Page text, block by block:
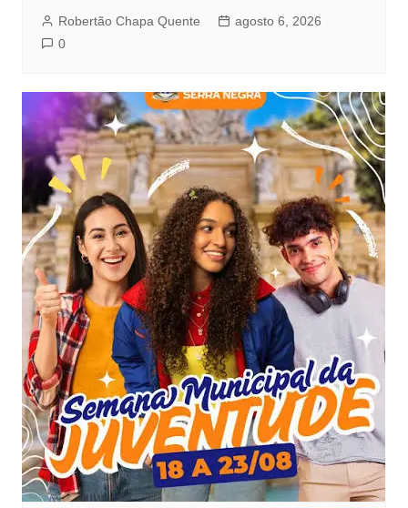
Robertão Chapa Quente
agosto 6, 2026
0